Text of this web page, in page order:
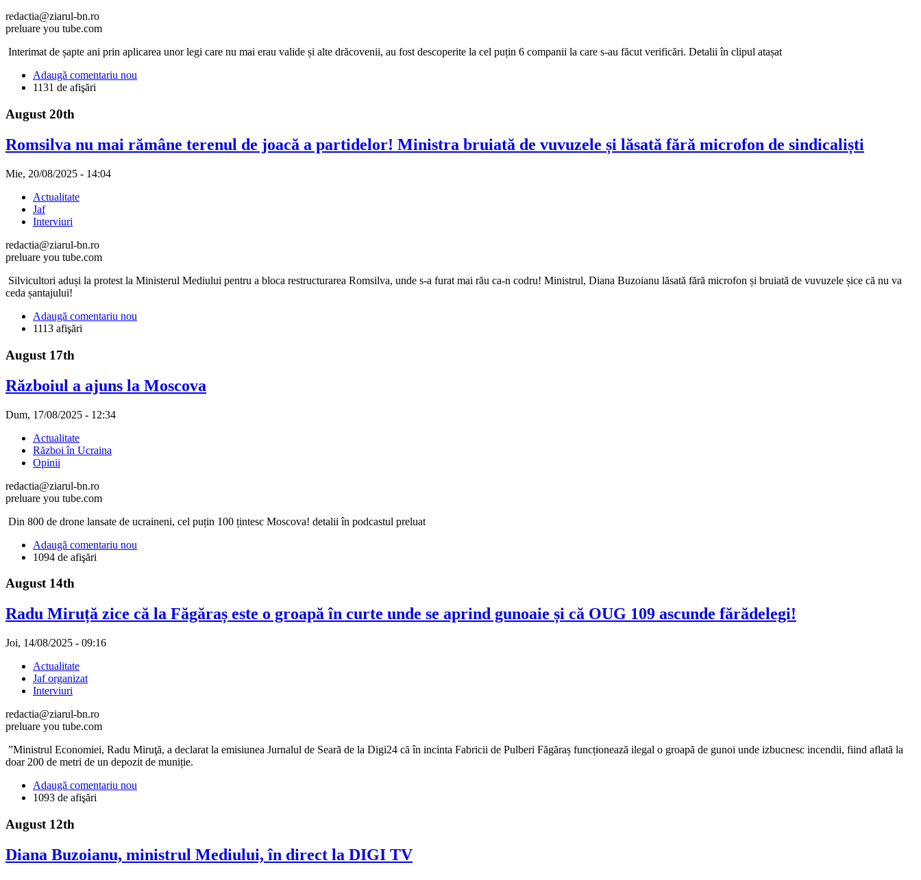
redactia@ziarul-bn.ro
preluare you tube.com
Interimat de șapte ani prin aplicarea unor legi care nu mai erau valide și alte drăcovenii, au fost descoperite la cel puțin 6 companii la care s-au făcut verificări. Detalii în clipul atașat
Adaugă comentariu nou
1131 de afişări
August 20th
Romsilva nu mai rămâne terenul de joacă a partidelor! Ministra bruiată de vuvuzele și lăsată fără microfon de sindicaliști
Mie, 20/08/2025 - 14:04
Actualitate
Jaf
Interviuri
redactia@ziarul-bn.ro
preluare you tube.com
Silvicultori aduși la protest la Ministerul Mediului pentru a bloca restructurarea Romsilva, unde s-a furat mai rău ca-n codru! Ministrul, Diana Buzoianu lăsată fără microfon și bruiată de vuvuzele șice că nu va
ceda șantajului!
Adaugă comentariu nou
1113 afişări
August 17th
Războiul a ajuns la Moscova
Dum, 17/08/2025 - 12:34
Actualitate
Război în Ucraina
Opinii
redactia@ziarul-bn.ro
preluare you tube.com
Din 800 de drone lansate de ucraineni, cel puțin 100 țintesc Moscova! detalii în podcastul preluat
Adaugă comentariu nou
1094 de afişări
August 14th
Radu Miruță zice că la Făgăraș este o groapă în curte unde se aprind gunoaie și că OUG 109 ascunde fărădelegi!
Joi, 14/08/2025 - 09:16
Actualitate
Jaf organizat
Interviuri
redactia@ziarul-bn.ro
preluare you tube.com
”Ministrul Economiei, Radu Miruţă, a declarat la emisiunea Jurnalul de Seară de la Digi24 că în incinta Fabricii de Pulberi Făgăraș funcționează ilegal o groapă de gunoi unde izbucnesc incendii, fiind aflată la
doar 200 de metri de un depozit de muniție.
Adaugă comentariu nou
1093 de afişări
August 12th
Diana Buzoianu, ministrul Mediului, în direct la DIGI TV